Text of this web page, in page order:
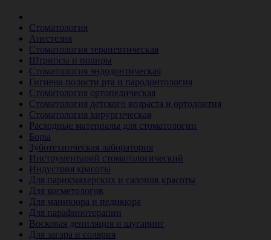
Стоматология
Анестезия
Стоматология терапевтическая
Штрипсы и полиры
Стоматология эндодонтическая
Гигиена полости рта и пародонтология
Стоматология ортопедическая
Стоматология детского возраста и ортодонтия
Стоматология хирургическая
Расходные материалы для стоматологии
Боры
Зуботехническая лаборатория
Инструментарий стоматологический
Индустрия красоты
Для парикмахерских и салонов красоты
Для косметологов
Для маникюра и педикюра
Для парафинотерапии
Восковая депиляция и шугаринг
Для загара и солярия